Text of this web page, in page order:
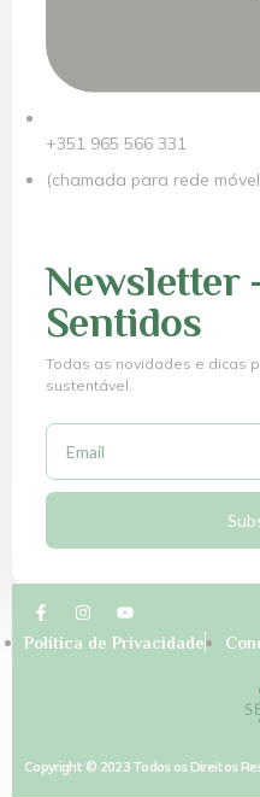
+351 965 566 331
(chamada para rede
Newsletter
Sentidos
Todas as novidades e dicas
sustentável.
Política de Privacidade
Copyright © 2023 Todos os Direitos